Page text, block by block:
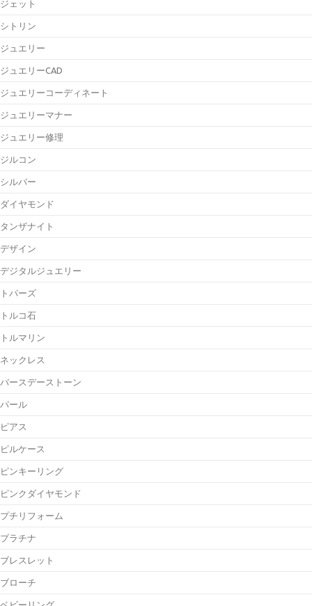
ジェット
シトリン
ジュエリー
ジュエリーCAD
ジュエリーコーディネート
ジュエリーマナー
ジュエリー修理
ジルコン
シルバー
ダイヤモンド
タンザナイト
デザイン
デジタルジュエリー
トパーズ
トルコ石
トルマリン
ネックレス
バースデーストーン
パール
ピアス
ピルケース
ピンキーリング
ピンクダイヤモンド
プチリフォーム
プラチナ
ブレスレット
ブローチ